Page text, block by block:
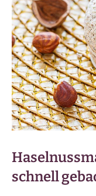
schnell